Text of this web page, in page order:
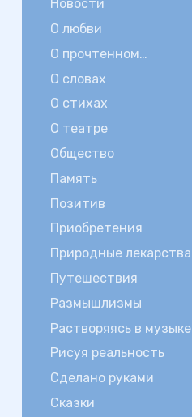
Новости
О любви
О прочтенном…
О словах
О стихах
О театре
Общество
Память
Позитив
Приобретения
Природные лекарства
Путешествия
Размышлизмы
Растворяясь в музыке
Рисуя реальность
Сделано руками
Сказки